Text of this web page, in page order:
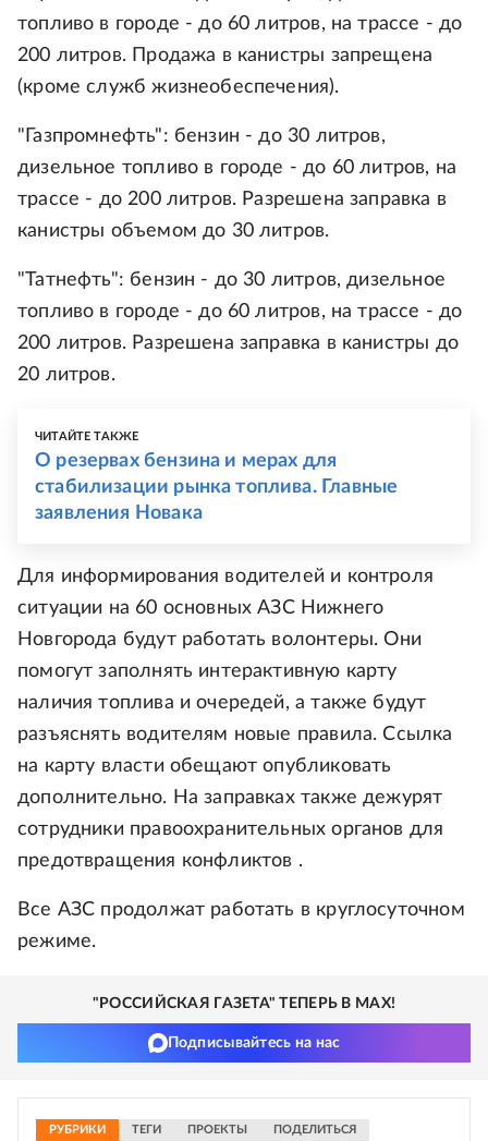
топливо в городе - до 60 литров, на трассе - до
200 литров. Продажа в канистры запрещена
(кроме служб жизнеобеспечения).
"Газпромнефть": бензин - до 30 литров,
дизельное топливо в городе - до 60 литров, на
трассе - до 200 литров. Разрешена заправка в
канистры объемом до 30 литров.
"Татнефть": бензин - до 30 литров, дизельное
топливо в городе - до 60 литров, на трассе - до
200 литров. Разрешена заправка в канистры до
20 литров.
ЧИТАЙТЕ ТАКЖЕ
О резервах бензина и мерах для
стабилизации рынка топлива. Главные
заявления Новака
Для информирования водителей и контроля
ситуации на 60 основных АЗС Нижнего
Новгорода будут работать волонтеры. Они
помогут заполнять интерактивную карту
наличия топлива и очередей, а также будут
разъяснять водителям новые правила. Ссылка
на карту власти обещают опубликовать
дополнительно. На заправках также дежурят
сотрудники правоохранительных органов для
предотвращения конфликтов .
Все АЗС продолжат работать в круглосуточном
режиме.
"РОССИЙСКАЯ ГАЗЕТА" ТЕПЕРЬ В MAX!
Подписывайтесь на нас
РУБРИКИ ТЕГИ ПРОЕКТЫ ПОДЕЛИТЬСЯ